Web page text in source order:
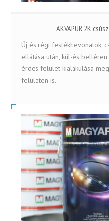
AKVAPUR 2K
Új és régi festékbevonatok,
ellátása után, kül-és
érdes felület kialakulása
felületen is.